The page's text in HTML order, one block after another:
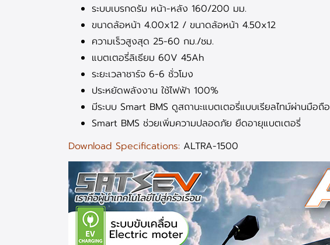
ระบบเบรกดรัม หน้า-หลัง 160/200 มม.
ขนาดล้อหน้า 4.00x12 / ขนาดล้อหน้า 4.50x12
ความเร็วสูงสุด 25-60 กม./ชม.
แบตเตอรี่ลิเธียม 60V 45Ah
ระยะเวลาชาร์จ 6-6 ชั่วโมง
ประหยัดพลังงาน ใช้ไฟฟ้า 100%
มีระบบ Smart BMS ดูสถานะแบตเตอรี่แบบเรียลไทม์ผ่านมือถือ
Smart BMS ช่วยเพิ่มความปลอดภัย ยืดอายุแบตเตอรี่
Download Specifications: ALTRA-1500